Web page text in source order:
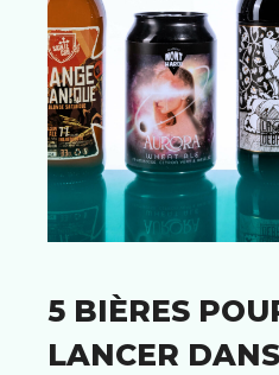
5 BIÈRES
LANCER